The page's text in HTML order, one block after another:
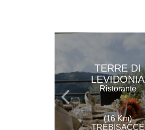
TERRE DI
LEVIDONIA
Ristorante
(16 Km)
TREBISACCE